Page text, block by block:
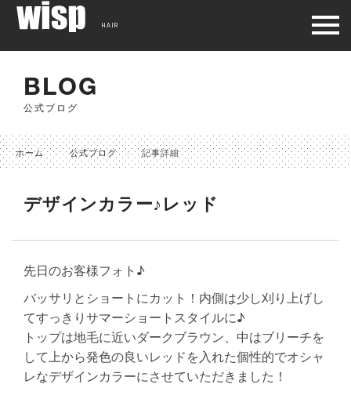
BLOG
公式ブログ
ホーム 公式ブログ 記事詳細
デザインカラー♪レッド
先日のお客様フォト♪
バッサリとショートにカット！内側は少し刈り上げし
てすっきりサマーショートスタイルに♪
トップは地毛に近いダークブラウン、中はブリーチを
して上から発色の良いレッドを入れた個性的でオシャ
レなデザインカラーにさせていただきました！
HAIR